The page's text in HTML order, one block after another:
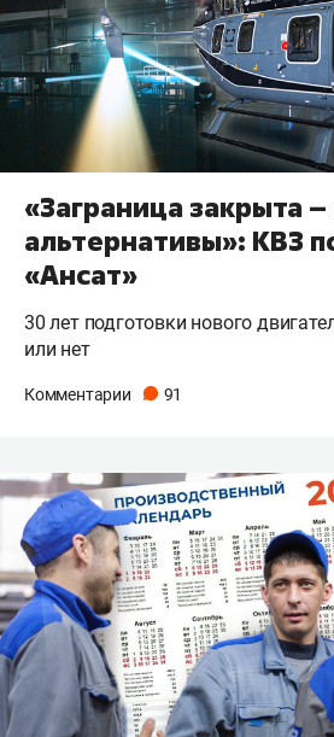
«Заграница закрыта
альтернативы»: КВЗ
«Ансат»
30 лет подготовки нового
или нет
Комментарии 91